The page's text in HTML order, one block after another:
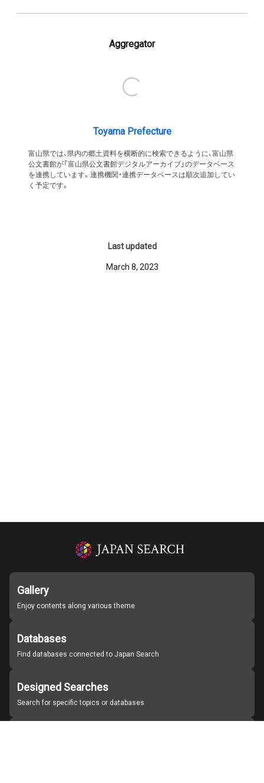
Aggregator
Toyama Prefecture
富山県では、県内の郷土資料を横断的に検索できるように、富山県
公文書館が「富山県公文書館デジタルアーカイブ」のデータベース
を連携しています。連携機関・連携データベースは順次追加してい
く予定です。
Last updated
March 8, 2023
Gallery
Enjoy contents along various theme
Databases
Find databases connected to Japan Search
Designed Searches
Search for specific topics or databases